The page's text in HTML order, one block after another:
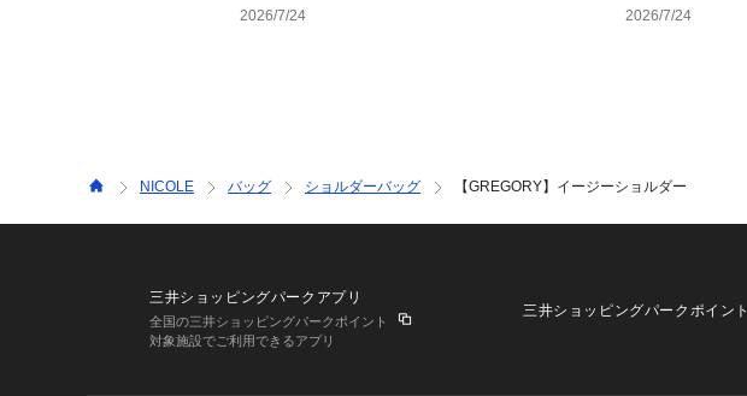
2026/7/24
2026/7/24
NICOLE バッグ ショルダーバッグ 【GREGORY】イージーショルダー
三井ショッピングパークアプリ
全国の三井ショッピングパークポイント
対象施設でご利用できるアプリ
三井ショッピングパークポイント